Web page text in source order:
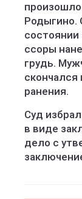
Родыгино.
состоянии
ссоры
грудь.
скончался
ранения.
Суд
в виде
дело с